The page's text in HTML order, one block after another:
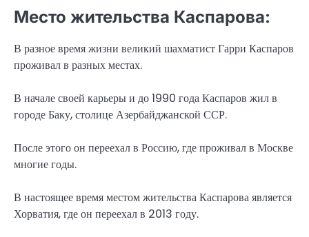
Место жительства Каспарова:
В разное время жизни великий шахматист Гарри Каспаров
проживал в разных местах.
В начале своей карьеры и до 1990 года Каспаров жил в
городе Баку, столице Азербайджанской ССР.
После этого он переехал в Россию, где проживал в Москве
многие годы.
В настоящее время местом жительства Каспарова является
Хорватия, где он переехал в 2013 году.